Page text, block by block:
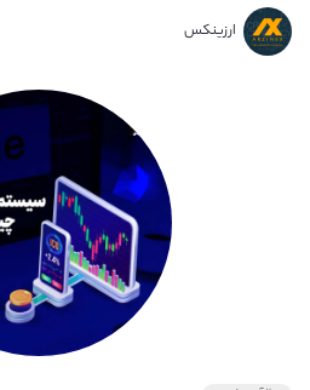
ارزینکس